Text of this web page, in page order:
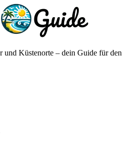
und Küstenorte – dein Guide für den